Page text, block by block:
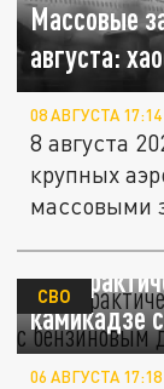
Массовые
августа:
08 АВГУСТА 17:14
8 августа
крупных
массовыми
ВСУ
камикадзе
СВО
06 АВГУСТА 17:18